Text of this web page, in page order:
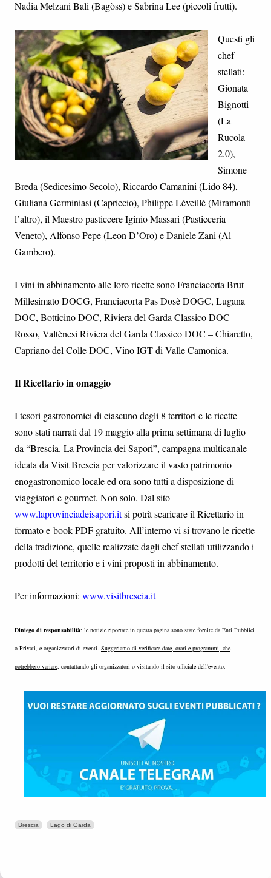
Nadia Melzani Bali (Bagòss) e Sabrina Lee (piccoli frutti).
Questi gli
chef
stellati:
Gionata
Bignotti
(La
Rucola
2.0),
Simone
Breda (Sedicesimo Secolo), Riccardo Camanini (Lido 84),
Giuliana Germiniasi (Capriccio), Philippe Léveillé (Miramonti
l’altro), il Maestro pasticcere Iginio Massari (Pasticceria
Veneto), Alfonso Pepe (Leon D’Oro) e Daniele Zani (Al
Gambero).
I vini in abbinamento alle loro ricette sono Franciacorta Brut
Millesimato DOCG, Franciacorta Pas Dosè DOGC, Lugana
DOC, Botticino DOC, Riviera del Garda Classico DOC –
Rosso, Valtènesi Riviera del Garda Classico DOC – Chiaretto,
Capriano del Colle DOC, Vino IGT di Valle Camonica.
Il Ricettario in omaggio
I tesori gastronomici di ciascuno degli 8 territori e le ricette
sono stati narrati dal 19 maggio alla prima settimana di luglio
da “Brescia. La Provincia dei Sapori”, campagna multicanale
ideata da Visit Brescia per valorizzare il vasto patrimonio
enogastronomico locale ed ora sono tutti a disposizione di
viaggiatori e gourmet. Non solo. Dal sito
www.laprovinciadeisapori.itsi potrà scaricare il Ricettario in
formato e-book PDF gratuito. All’interno vi si trovano le ricette
della tradizione, quelle realizzate dagli chef stellati utilizzando i
prodotti del territorio e i vini proposti in abbinamento.
Per informazioni: www.visitbrescia.it
Diniego di responsabilità: le notizie riportate in questa pagina sono state fornite da Enti Pubblici
o Privati, e organizzatori di eventi. Suggeriamo di verificare date, orari e programmi, che
potrebbero variare, contattando gli organizzatori o visitando il sito ufficiale dell'evento.
Brescia Lago di Garda